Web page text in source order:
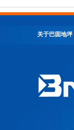
关于巴固地坪